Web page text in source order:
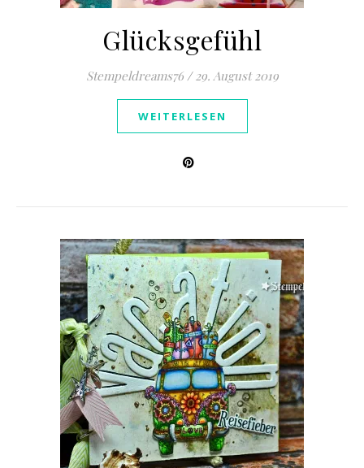
Glücksgefühl
Stempeldreams76 / 29. August 2019
WEITERLESEN